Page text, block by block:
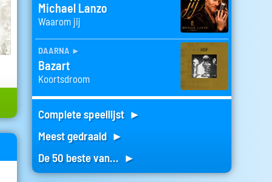
Michael Lanzo
Waarom jij
daarna ►
Bazart
Koortsdroom
Complete speellijst ►
Meest gedraaid ►
De 50 beste van... ►